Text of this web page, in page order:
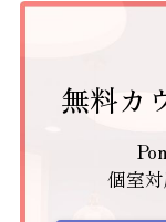
無料カ
個室